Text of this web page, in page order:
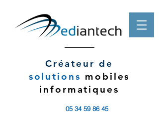
Créateur de
solutions mobiles
informatiques
05 34 59 86 45